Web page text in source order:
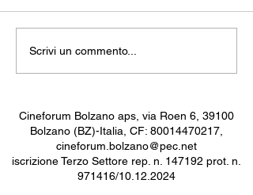
La Trilogia della
Rivoluzione
Scrivi un commento...
Cineforum Bolzano aps, via Roen 6, 39100
Bolzano (BZ)-Italia, CF: 80014470217
cineforum.bolzano@pec.net
iscrizione Terzo Settore rep. n. 147192 prot. n.
971416/10.12.2024